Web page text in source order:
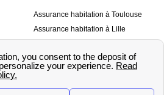
Assurance habitation à Toulouse
Assurance habitation à Lille
Mentions légales